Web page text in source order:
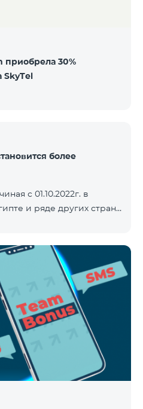
приобрела 30%
SkyTel
более
с 01.10.2022г. в
и ряде других стран
– 150 драм/минута.
– 500 драм/минута.
список стран: Арцах,
Бельгия, Болгария,
Венгрия,
Джерси, Египет,